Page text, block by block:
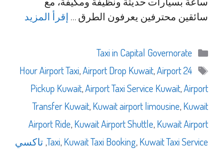
سائقين محترفين يعرفون الطرق … إقرأ المزيد
التصنيفات
Taxi in Capital Governorate
الوسوم
24 Hour Airport Taxi
,Airport Drop Kuwait,Airport
Pickup Kuwait,Airport Taxi Service Kuwait,Airport
Transfer Kuwait,Kuwait airport limousine,Kuwait
Airport Ride,Kuwait Airport Shuttle,Kuwait Airport
Taxi,Kuwait Taxi Booking,Kuwait Taxi Service
, تاكسي